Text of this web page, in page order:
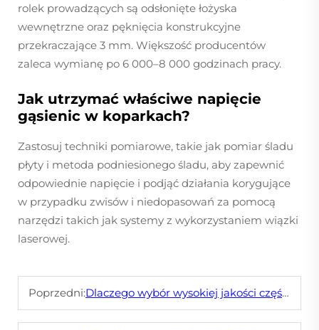
rolek prowadzących są odsłonięte łożyska
wewnętrzne oraz pęknięcia konstrukcyjne
przekraczające 3 mm. Większość producentów
zaleca wymianę po 6 000–8 000 godzinach pracy.
Jak utrzymać właściwe napięcie
gąsienic w koparkach?
Zastosuj techniki pomiarowe, takie jak pomiar śladu
płyty i metoda podniesionego śladu, aby zapewnić
odpowiednie napięcie i podjąć działania korygujące
w przypadku zwisów i niedopasowań za pomocą
narzędzi takich jak systemy z wykorzystaniem wiązki
laserowej.
Poprzedni:Dlaczego wybór wysokiej jakości części podwozia przedłuża żywotność sprzętu